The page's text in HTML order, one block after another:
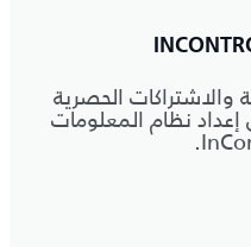
والاشتراكات الحصرية
نظام المعلومات